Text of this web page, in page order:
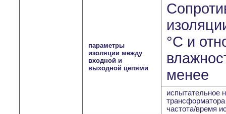
параметры
изоляции между
входной и
выходной цепями
°С и
менее
испытательное
частота/время